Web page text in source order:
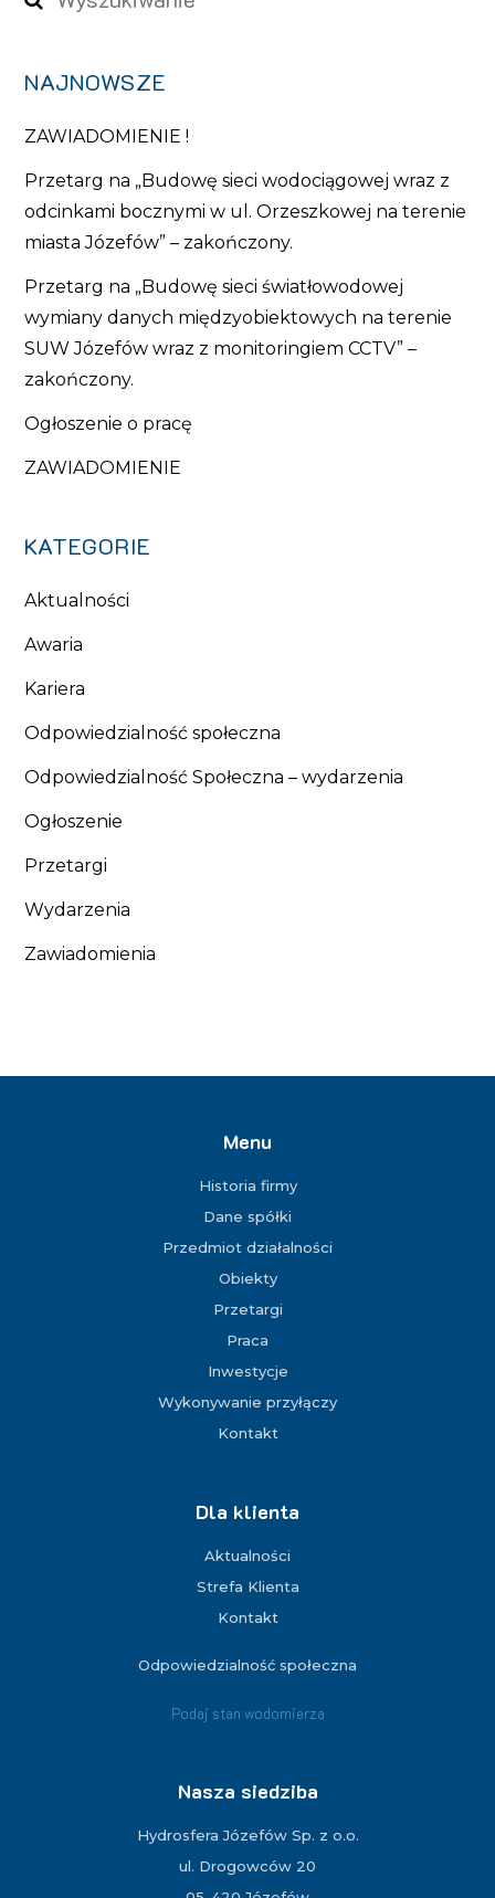
NAJNOWSZE
ZAWIADOMIENIE !
Przetarg na „Budowę sieci wodociągowej wraz z
odcinkami bocznymi w ul. Orzeszkowej na terenie
miasta Józefów” – zakończony.
Przetarg na „Budowę sieci światłowodowej
wymiany danych międzyobiektowych na terenie
SUW Józefów wraz z monitoringiem CCTV” –
zakończony.
Ogłoszenie o pracę
ZAWIADOMIENIE
KATEGORIE
Aktualności
Awaria
Kariera
Odpowiedzialność społeczna
Odpowiedzialność Społeczna – wydarzenia
Ogłoszenie
Przetargi
Wydarzenia
Zawiadomienia
Menu
Historia firmy
Dane spółki
Przedmiot działalności
Obiekty
Przetargi
Praca
Inwestycje
Wykonywanie przyłączy
Kontakt
Dla klienta
Aktualności
Strefa Klienta
Kontakt
Odpowiedzialność społeczna
Podaj stan wodomierza
Nasza siedziba
Hydrosfera Józefów Sp. z o.o.
ul. Drogowców 20